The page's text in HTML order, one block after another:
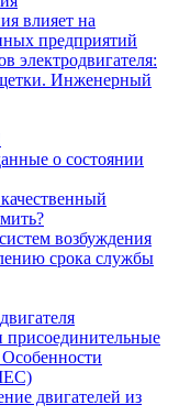
влияет на
предприятий
электродвигателя:
Инженерный
о состоянии
возбуждения
срока службы
присоединительные
Особенности
двигателей из